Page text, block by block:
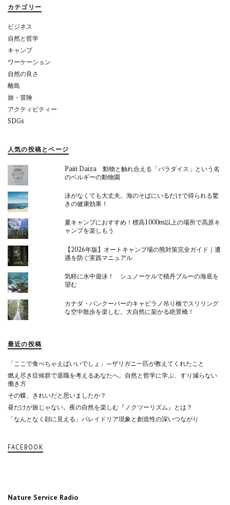
ン
カテゴリー
ビジネス
自然と哲学
キャンプ
ワーケーション
自然の良さ
離島
旅・冒険
アクティビティー
SDGs
人気の投稿とページ
Pairi Daiza 動物と触れ合える「パラダイス」という名
のベルギーの動物園
泳がなくても大丈夫。海のそばにいるだけで得られる驚
きの健康効果！
夏キャンプにおすすめ！標高1000m以上の場所で高原キ
ャンプを楽しもう
【2026年版】オートキャンプ場の熊対策完全ガイド｜遭
遇を防ぐ実践マニュアル
気軽に水中遊泳！ シュノーケルで積丹ブルーの海底を
望む
カナダ・バンクーバーのキャピラノ吊り橋でスリリング
な空中散歩を楽しむ。大自然に架かる絶景橋！
最近の投稿
「ここで食べちゃえばいいでしょ」—ザリガニ一匹が教えてくれたこと
燃え尽き症候群で退職を考えるあなたへ。自然と哲学に学ぶ、すり減らない
働き方
その蝶、きれいだと思いましたか？
昼だけが旅じゃない。夜の自然を楽しむ『ノクツーリズム』とは？
「なんとなく顔に見える」パレイドリア現象と創造性の深いつながり
FACEBOOK
Nature Service Radio